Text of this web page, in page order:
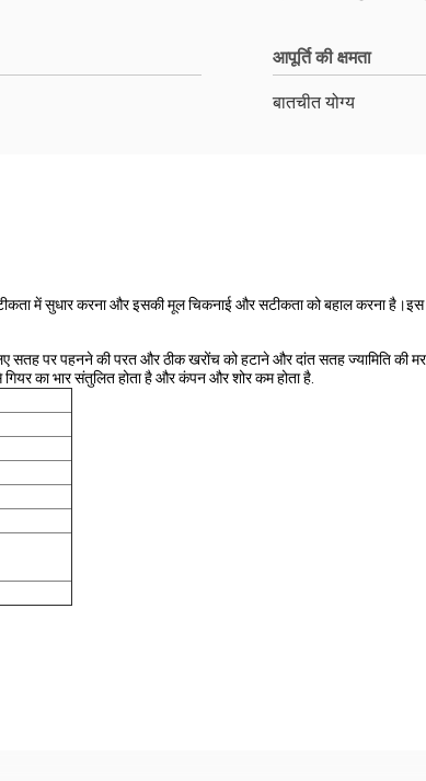
आपूर्ति की क्षमता
बातचीत योग्य
में सुधार करना और इसकी मूल चिकनाई और सटीकता को बहाल करना
पर पहनने की परत और ठीक खरोंच को हटाने और दांत सतह ज्यामिति की
का भार संतुलित होता है और कंपन और शोर कम होता है.